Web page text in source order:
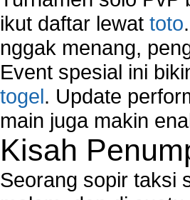
ikut daftar lewat toto
nggak menang,
Event spesial ini
togel. Update
main juga makin
Kisah
Seorang sopir taksi